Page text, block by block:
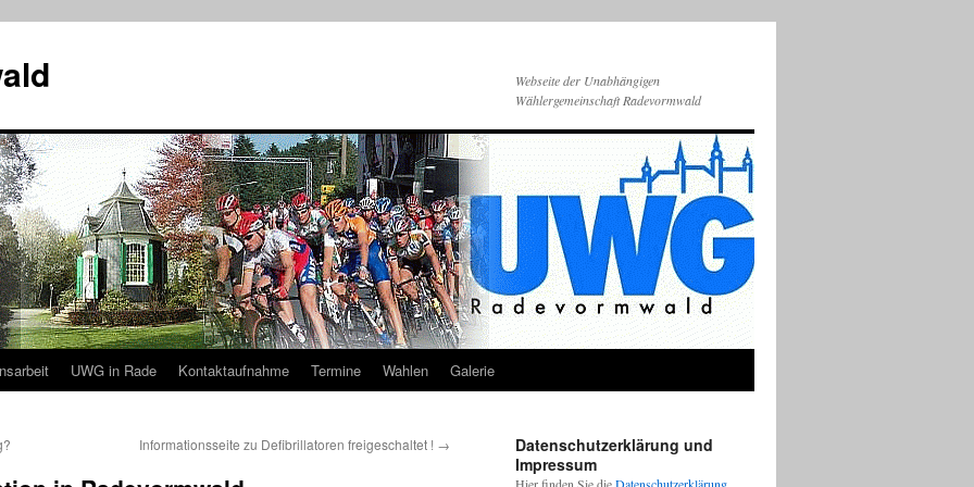
Webseite der Unabhängigen
Wählergemeinschaft Radevormwald
UWG in Rade Kontaktaufnahme Termine Wahlen Galerie
Informationsseite zu Defibrillatoren freigeschaltet ! →
Datenschutzerklärung und
Impressum